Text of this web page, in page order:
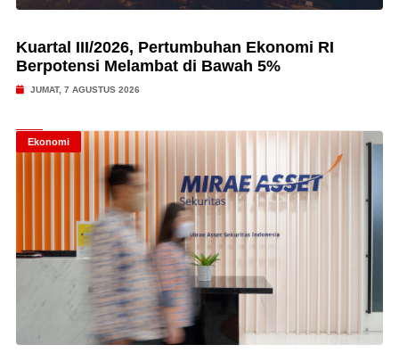
Kuartal III/2026, Pertumbuhan Ekonomi RI
Berpotensi Melambat di Bawah 5%
JUMAT, 7 AGUSTUS 2026
Ekonomi